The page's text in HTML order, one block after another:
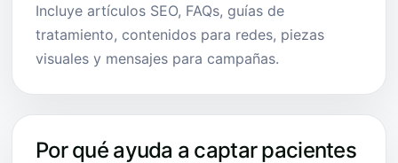
Incluye artículos SEO, FAQs, guías de
tratamiento, contenidos para redes, piezas
visuales y mensajes para campañas.
Por qué ayuda a captar pacientes